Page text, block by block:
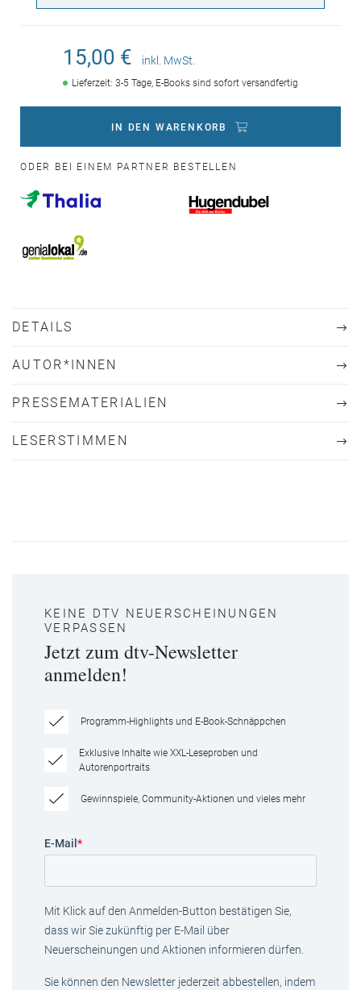
15,00 € inkl. MwSt.
Lieferzeit: 3-5 Tage, E-Books sind sofort versandfertig
IN DEN WARENKORB
ODER BEI EINEM PARTNER BESTELLEN
DETAILS
AUTOR*INNEN
PRESSEMATERIALIEN
LESERSTIMMEN
KEINE DTV NEUERSCHEINUNGEN
VERPASSEN
Jetzt zum dtv-Newsletter
anmelden!
Programm-Highlights und E-Book-Schnäppchen
Exklusive Inhalte wie XXL-Leseproben und
Autorenportraits
Gewinnspiele, Community-Aktionen und vieles mehr
E-Mail *
Mit Klick auf den Anmelden-Button bestätigen Sie,
dass wir Sie zukünftig per E-Mail über
Neuerscheinungen und Aktionen informieren dürfen.
Sie können den Newsletter jederzeit abbestellen, indem